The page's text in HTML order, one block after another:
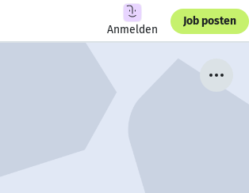
Anmelden
Job posten